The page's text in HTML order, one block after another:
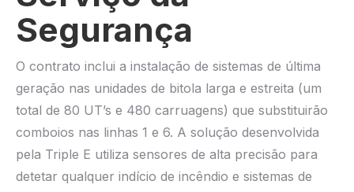
Segurança
O contrato inclui a instalação de sistemas de última
geração nas unidades de bitola larga e estreita (um
total de 80 UT’s e 480 carruagens) que substituirão
comboios nas linhas 1 e 6. A solução desenvolvida
pela Triple E utiliza sensores de alta precisão para
detetar qualquer indício de incêndio e sistemas de